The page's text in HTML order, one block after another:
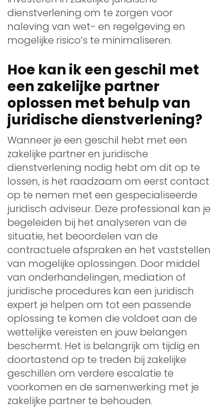
dienstverlening om te zorgen voor
naleving van wet- en regelgeving en
mogelijke risico’s te minimaliseren.
Hoe kan ik een geschil met
een zakelijke partner
oplossen met behulp van
juridische dienstverlening?
Wanneer je een geschil hebt met een
zakelijke partner en juridische
dienstverlening nodig hebt om dit op te
lossen, is het raadzaam om eerst contact
op te nemen met een gespecialiseerde
juridisch adviseur. Deze professional kan je
begeleiden bij het analyseren van de
situatie, het beoordelen van de
contractuele afspraken en het vaststellen
van mogelijke oplossingen. Door middel
van onderhandelingen, mediation of
juridische procedures kan een juridisch
expert je helpen om tot een passende
oplossing te komen die voldoet aan de
wettelijke vereisten en jouw belangen
beschermt. Het is belangrijk om tijdig en
doortastend op te treden bij zakelijke
geschillen om verdere escalatie te
voorkomen en de samenwerking met je
zakelijke partner te behouden.